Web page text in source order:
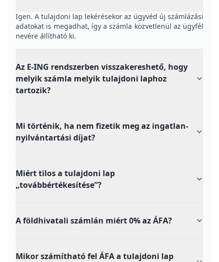
Igen. A tulajdoni lap lekérésekor az ügyvéd új számlázási
adatokat is megadhat, így a számla közvetlenül az ügyfél
nevére állítható ki.
Az E-ING rendszerben visszakereshető, hogy
melyik számla melyik tulajdoni laphoz
tartozik?
Mi történik, ha nem fizetik meg az ingatlan-
nyilvántartási díjat?
Miért tilos a tulajdoni lap
„továbbértékesítése”?
A földhivatali számlán miért 0% az ÁFA?
Mikor számítható fel ÁFA a tulajdoni lap